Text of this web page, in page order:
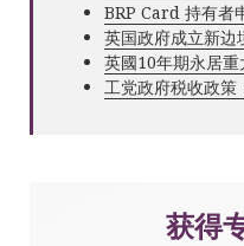
BRP Card 持有者
英国政府成立新边
英國10年期永居
工党政府税收政策
获得